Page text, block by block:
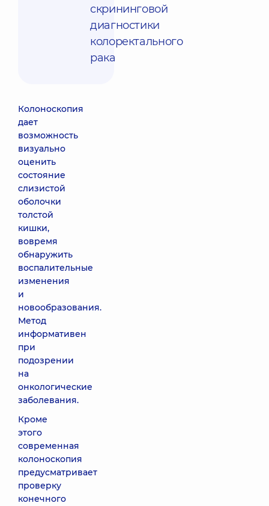
скрининговой
диагностики
колоректального
рака
Колоноскопия
дает
возможность
визуально
оценить
состояние
слизистой
оболочки
толстой
кишки,
вовремя
обнаружить
воспалительные
изменения
и
новообразования.
Метод
информативен
при
подозрении
на
онкологические
заболевания.
Кроме
этого
современная
колоноскопия
предусматривает
проверку
конечного